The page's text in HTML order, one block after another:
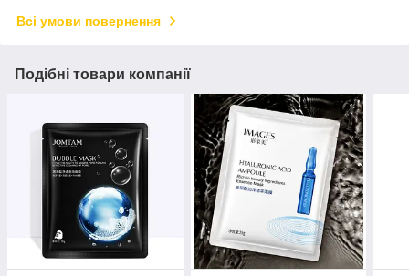
Всі умови повернення
Подібні товари компанії